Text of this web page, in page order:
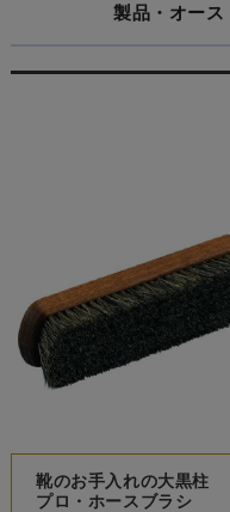
製品・オー
靴のお手入れの大黒柱
プロ・ホースブラシ